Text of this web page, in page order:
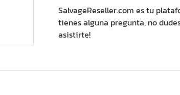
SalvageReseller.com es tu
tienes alguna pregunta, no
asistirte!